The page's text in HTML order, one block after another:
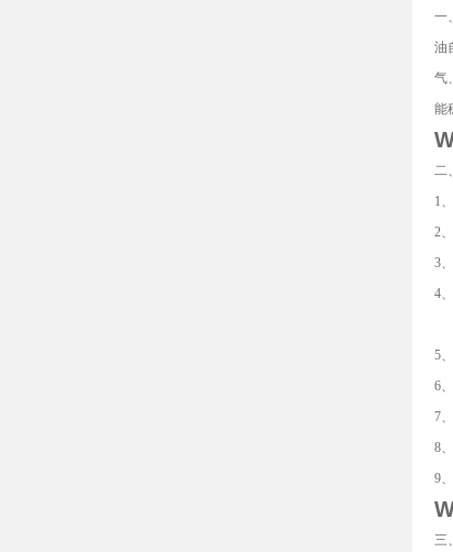
一
油
气
能
二
1
2
3
4
5
6
7
8
9
三